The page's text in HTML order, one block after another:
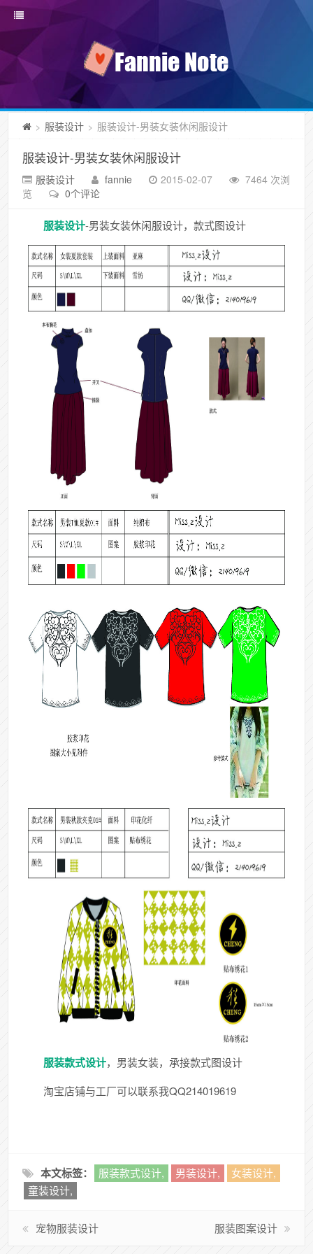
> 服装设计 > 服装设计-男装女装休闲服设计
服装设计-男装女装休闲服设计
服装设计 fannie 2015-02-07
7464 次浏
览
0个评论
服装设计-男装女装休闲服设计，款式图设计
服装款式设计，男装女装，承接款式图设计
淘宝店铺与工厂可以联系我QQ214019619
本文标签： 服装款式设计, 男装设计,
女装设计,
童装设计,
宠物服装设计 服装图案设计